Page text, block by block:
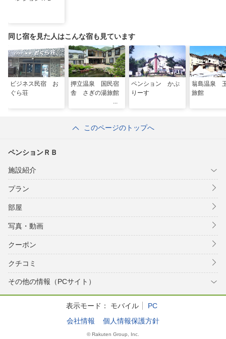
同じ宿を見た人はこんな宿も見ています
ビジネス民宿 お
ぐら荘
押立温泉 国民宿
舎 さぎの湯旅館
ペンション かぷ
りーす
翁島温泉
旅館
このページのトップへ
ペンションＲＢ
施設紹介
プラン
部屋
写真・動画
クーポン
クチコミ
その他の情報（PCサイト）
表示モード： モバイル
PC
会社情報
個人情報保護方針
© Rakuten Group, Inc.